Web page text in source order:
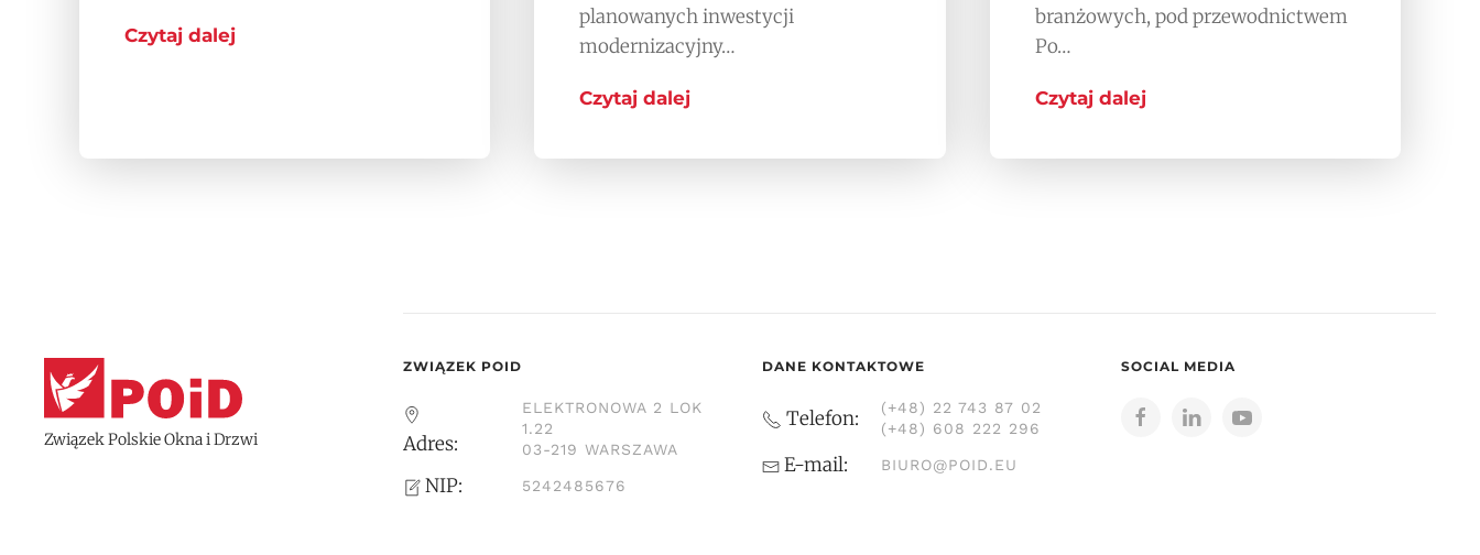
Czytaj dalej
planowanych inwestycji
modernizacyjny…
Czytaj dalej
branżowych, pod przewodnictwem
Po…
Czytaj dalej
Związek Polskie Okna i Drzwi
ZWIĄZEK POID
Adres:
ELEKTRONOWA 2 LOK
1.22
03-219 WARSZAWA
NIP: 5242485676
DANE KONTAKTOWE
Telefon:
(+48) 22 743 87 02
(+48) 608 222 296
E-mail: BIURO@POID.EU
SOCIAL MEDIA